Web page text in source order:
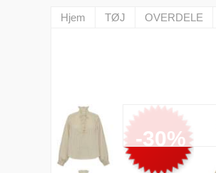
Hjem TØJ OVERDELE
-30%